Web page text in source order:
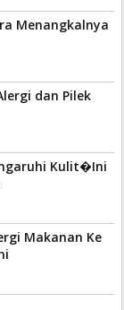
Menangkalnya
dan Pilek
Kulit�Ini
Makanan Ke